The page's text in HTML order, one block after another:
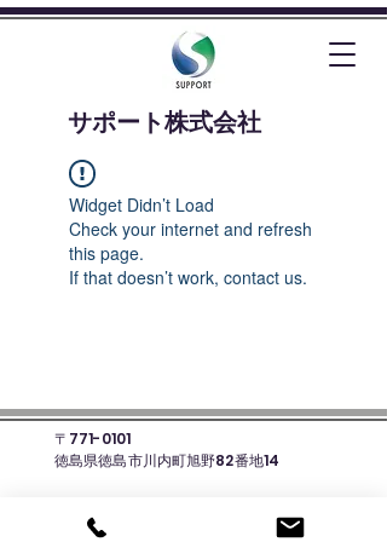
​サポート株式会社
Widget Didn’t Load
Check your internet and refresh
this page.
If that doesn’t work, contact us.
〒771-0101
徳島県徳島市川内町旭野82番地14
☎088-678-8135